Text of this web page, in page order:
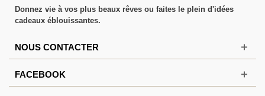
Donnez vie à vos plus beaux rêves ou faites le plein d'idées
cadeaux éblouissantes.
NOUS CONTACTER
FACEBOOK